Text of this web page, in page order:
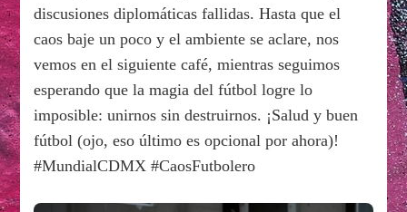
discusiones diplomáticas fallidas. Hasta que el
caos baje un poco y el ambiente se aclare, nos
vemos en el siguiente café, mientras seguimos
esperando que la magia del fútbol logre lo
imposible: unirnos sin destruirnos. ¡Salud y buen
fútbol (ojo, eso último es opcional por ahora)!
#MundialCDMX #CaosFutbolero